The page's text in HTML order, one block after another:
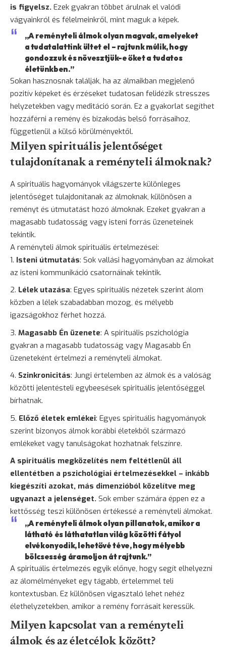
is figyelsz. Ezek gyakran többet árulnak el valódi
vágyainkról és félelmeinkről, mint maguk a képek.
„A reményteli álmok olyan magvak, amelyeket
a tudatalattink ültet el – rajtunk múlik, hogy
gondozzuk és növesztjük-e őket a tudatos
életünkben.”
Sokan hasznosnak találják, ha az álmaikban megjelenő
pozitív képeket és érzéseket tudatosan felidézik stresszes
helyzetekben vagy meditáció során. Ez a gyakorlat segíthet
hozzáférni a remény és bizakodás belső forrásaihoz,
függetlenül a külső körülményektől.
Milyen spirituális jelentőséget
tulajdonítanak a reményteli álmoknak?
A spirituális hagyományok világszerte különleges
jelentőséget tulajdonítanak az álmoknak, különösen a
reményt és útmutatást hozó álmoknak. Ezeket gyakran a
magasabb tudatosság vagy isteni forrás üzeneteinek
tekintik.
A reményteli álmok spirituális értelmezései:
Isteni útmutatás: Sok vallási hagyományban az álmokat
az isteni kommunikáció csatornáinak tekintik.
Lélek utazása: Egyes spirituális nézetek szerint álom
közben a lélek szabadabban mozog, és mélyebb
igazságokhoz férhet hozzá.
Magasabb Én üzenete: A spirituális pszichológia
gyakran a magasabb tudatosság vagy Magasabb Én
üzeneteként értelmezi a reményteli álmokat.
Szinkronicitás: Jungi értelemben az álmok és a valóság
közötti jelentésteli egybeesések spirituális jelentőséggel
bírhatnak.
Előző életek emlékei: Egyes spirituális hagyományok
szerint bizonyos álmok korábbi életekből származó
emlékeket vagy tanulságokat hozhatnak felszínre.
A spirituális megközelítés nem feltétlenül áll
ellentétben a pszichológiai értelmezésekkel – inkább
kiegészíti azokat, más dimenzióból közelítve meg
ugyanazt a jelenséget. Sok ember számára éppen ez a
kettősség teszi különösen értékessé a reményteli álmokat.
„A reményteli álmok olyan pillanatok, amikor a
látható és láthatatlan világ közötti fátyol
elvékonyodik, lehetővé téve, hogy mélyebb
bölcsesség áramoljon át rajtunk.”
A spirituális értelmezés egyik előnye, hogy segít elhelyezni
az álomélményeket egy tágabb, értelemmel teli
kontextusban. Ez különösen vigasztaló lehet nehéz
élethelyzetekben, amikor a remény forrásait keressük.
Milyen kapcsolat van a reményteli
álmok és az életcélok között?